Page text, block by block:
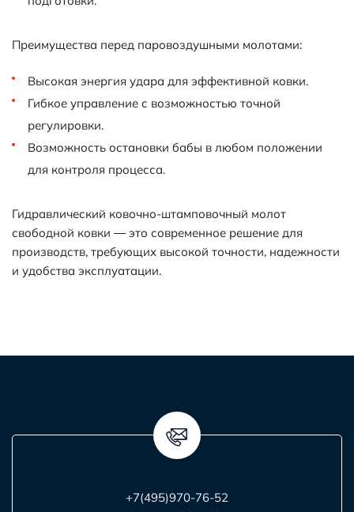
Преимущества перед паровоздушными молотами:
Высокая энергия удара для эффективной ковки.
Гибкое управление с возможностью точной
регулировки.
Возможность остановки бабы в любом положении
для контроля процесса.
Гидравлический ковочно-штамповочный молот
свободной ковки — это современное решение для
производств, требующих высокой точности, надежности
и удобства эксплуатации.
+7(495)970-76-52